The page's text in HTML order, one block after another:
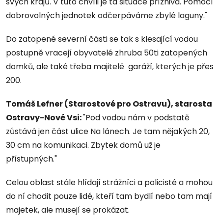
dobrovolných jednotek odčerpáváme zbylé laguny."
Do zatopené severní části se tak s klesající vodou
postupně vracejí obyvatelé zhruba 50ti zatopených
domků, ale také třeba majitelé garáží, kterých je přes
200.
Tomáš Lefner (Starostové pro Ostravu), starosta
Ostravy-Nové Vsi:"Pod vodou nám v podstatě
zůstává jen část ulice Na lánech. Je tam nějakých 20,
30 cm na komunikaci. Zbytek domů už je
přístupných."
Celou oblast stále hlídají strážníci a policisté a mohou
do ní chodit pouze lidé, kteří tam bydlí nebo tam mají
majetek, ale musejí se prokázat.